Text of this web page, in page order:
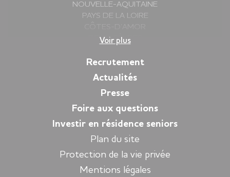
NOUVELLE-AQUITAINE
PAYS DE LA LOIRE
DEUX-SÈVRES
GIRONDE
HAUTE-SAVOIE
ISÈRE
LOIRE
LOIRE-ATLANTIQUE
MORBIHAN
PYRÉNÉES-ATLANTIQUES
SARTHE
YVELINES
Voir plus
Recrutement
Actualités
Presse
Foire aux questions
Investir en résidence seniors
Plan du site
Protection de la vie privée
Mentions légales